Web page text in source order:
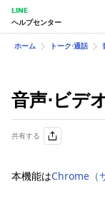
LINE
ヘルプセンター
ホーム トーク⋅通話
音声⋅ビデ
共有する
本機能はChrome（